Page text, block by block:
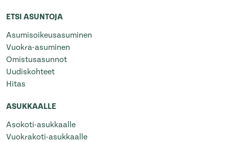
ETSI ASUNTOJA
Asumisoikeusasuminen
Vuokra-asuminen
Omistusasunnot
Uudiskohteet
Hitas
ASUKKAALLE
Asokoti-asukkaalle
Vuokrakoti-asukkaalle